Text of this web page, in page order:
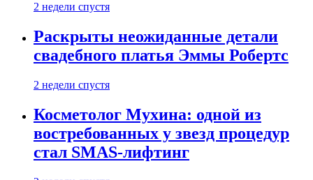
2 недели спустя
Раскрыты неожиданные детали
свадебного платья Эммы Робертс
2 недели спустя
Косметолог Мухина: одной из
востребованных у звезд процедур
стал SMAS-лифтинг